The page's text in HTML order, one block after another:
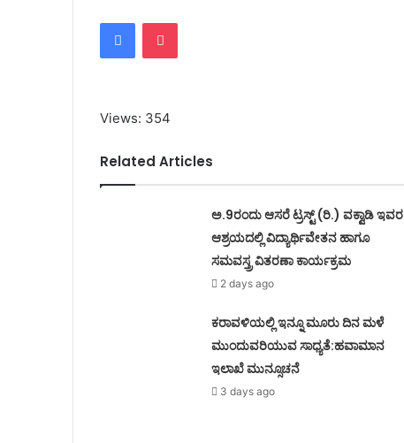
FacebookPocket
Views: 354
Related Articles
ಅ.9ರಂದು ಆಸರೆ ಟ್ರಸ್ಟ್ (ರಿ.) ವಕ್ವಾಡಿ ಇವರ
ಆಶ್ರಯದಲ್ಲಿ ವಿದ್ಯಾರ್ಥಿವೇತನ ಹಾಗೂ
ಸಮವಸ್ತ್ರ ವಿತರಣಾ ಕಾರ್ಯಕ್ರಮ
2 days ago
ಕರಾವಳಿಯಲ್ಲಿ ಇನ್ನೂ ಮೂರು ದಿನ ಮಳೆ
ಮುಂದುವರಿಯುವ ಸಾಧ್ಯತೆ:ಹವಾಮಾನ
ಇಲಾಖೆ ಮುನ್ಸೂಚನೆ
3 days ago